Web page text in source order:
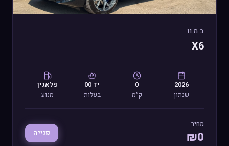
ב.מ.וו
X6
2026
שנתון
0
ק״מ
יד 00
בעלות
פלאגין
מנוע
מחיר
₪0 פנייה